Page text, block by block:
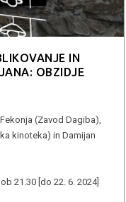
IN
OBZIDJE
(Zavod Dagiba),
kinoteka) in Damijan
21.30 [do 22. 6. 2024]